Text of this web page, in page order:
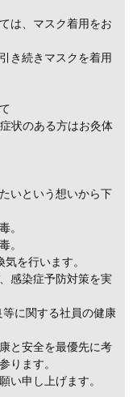
は、マスク着用をお
き続きマスクを着用
状のある方はお灸体
いという想いから下
。
。
を行います。
感染症予防対策を実
に関する社員の健康
と安全を最優先に考
ります。
い申し上げます。